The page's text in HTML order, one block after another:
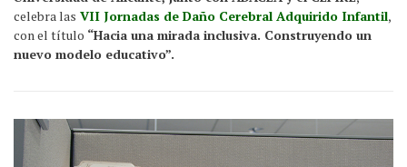
celebra las VII Jornadas de Daño Cerebral Adquirido Infantil,
con el título “Hacia una mirada inclusiva. Construyendo un
nuevo modelo educativo”.